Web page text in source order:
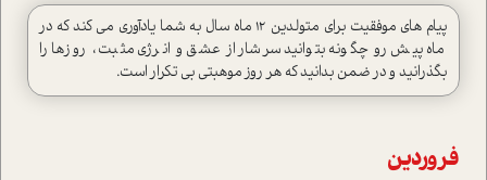
پیام های موفقیت برای متولدین 12 ماه سال به شما یادآوری می کند که در
ماه پیش رو چگونه بتوانید سرشار از عشق و انرژی مثبت ، روزها را
بگذرانید و در ضمن بدانید که هر روز موهبتی بی تکرار است.
فروردین